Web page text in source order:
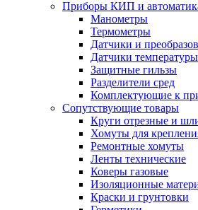
Приборы КИП и
Манометры
Термометры
Датчики и
Датчики температуры
Защитные гильзы
Разделители сред
Комплектующие к
Сопутствующие товары
Круги отрезные и
Хомуты для
Ремонтные хомуты
Ленты технические
Коверы газовые
Изоляционные
Краски и грунтовки